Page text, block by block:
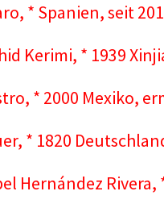
* Spanien, seit
Kerimi, * 1939
* 2000 Mexiko,
* 1820
Hernández